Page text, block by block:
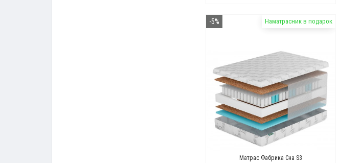
Наматрасник в подарок
-5%
Матрас Фабрика Сна S3